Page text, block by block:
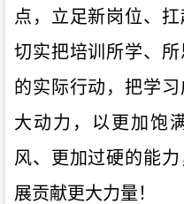
点，立足新岗位、扛
切实把培训所学、
的实际行动，把学
大动力，以更加饱
风、更加过硬的能
展贡献更大力量！